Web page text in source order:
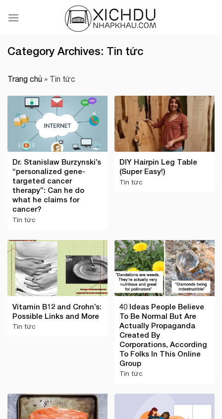
Category Archives: Tin tức
Trang chủ » Tin tức
Dr. Stanislaw Burzynski’s
“personalized gene-
targeted cancer
therapy”: Can he do
what he claims for
cancer?
Tin tức
DIY Hairpin Leg Table
(Super Easy!)
Tin tức
Vitamin B12 and Crohn’s:
Possible Links and More
Tin tức
40 Ideas People Believe
To Be Normal But Are
Actually Propaganda
Created By
Corporations, According
To Folks In This Online
Group
Tin tức